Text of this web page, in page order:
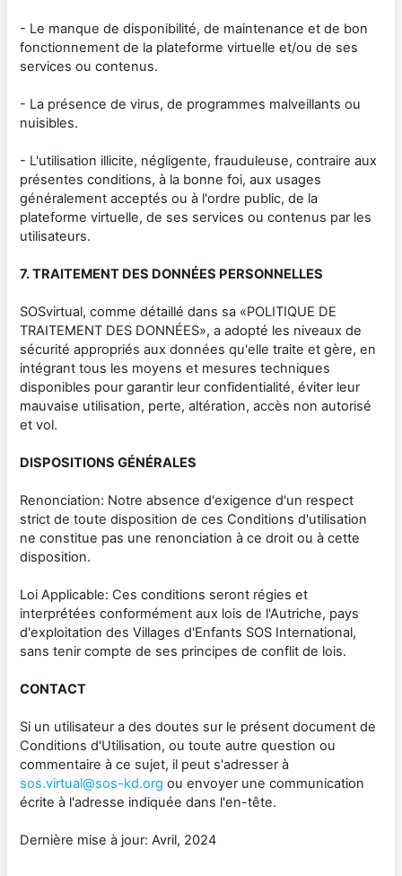
- Le manque de disponibilité, de maintenance et de bon
fonctionnement de la plateforme virtuelle et/ou de ses
services ou contenus.
- La présence de virus, de programmes malveillants ou
nuisibles.
- L'utilisation illicite, négligente, frauduleuse, contraire aux
présentes conditions, à la bonne foi, aux usages
généralement acceptés ou à l'ordre public, de la
plateforme virtuelle, de ses services ou contenus par les
utilisateurs.
7. TRAITEMENT DES DONNÉES PERSONNELLES
SOSvirtual, comme détaillé dans sa «POLITIQUE DE
TRAITEMENT DES DONNÉES», a adopté les niveaux de
sécurité appropriés aux données qu'elle traite et gère, en
intégrant tous les moyens et mesures techniques
disponibles pour garantir leur confidentialité, éviter leur
mauvaise utilisation, perte, altération, accès non autorisé
et vol.
DISPOSITIONS GÉNÉRALES
Renonciation: Notre absence d'exigence d'un respect
strict de toute disposition de ces Conditions d'utilisation
ne constitue pas une renonciation à ce droit ou à cette
disposition.
Loi Applicable: Ces conditions seront régies et
interprétées conformément aux lois de l'Autriche, pays
d'exploitation des Villages d'Enfants SOS International,
sans tenir compte de ses principes de conflit de lois.
CONTACT
Si un utilisateur a des doutes sur le présent document de
Conditions d'Utilisation, ou toute autre question ou
commentaire à ce sujet, il peut s'adresser à
sos.virtual@sos-kd.org ou envoyer une communication
écrite à l'adresse indiquée dans l'en-tête.
Dernière mise à jour: Avril, 2024